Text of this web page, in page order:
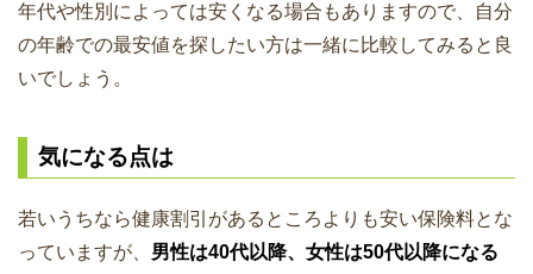
年代や性別によっては安くなる場合もありますので、自分
の年齢での最安値を探したい方は一緒に比較してみると良
いでしょう。
気になる点は
若いうちなら健康割引があるところよりも安い保険料とな
っていますが、 男性は40代以降、女性は50代以降になる